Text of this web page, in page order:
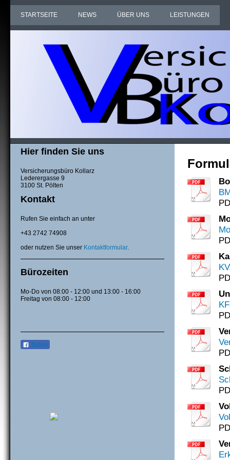
STARTSEITE NEWS ÜBER UNS LEISTUNGEN
Hier finden Sie uns
Versicherungsbüro Kollarz
Lederergasse 9
3100 St. Pölten
Kontakt
Rufen Sie einfach an unter
+43 2742 74908
oder nutzen Sie unser Kontaktformular.
Bürozeiten
Mo-Do von 08:00 - 12:00 und 13:00 - 16:00
Freitag von 08:00 - 12:00
Teilen